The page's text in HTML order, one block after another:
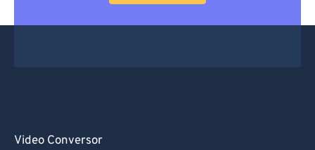
Video Conversor